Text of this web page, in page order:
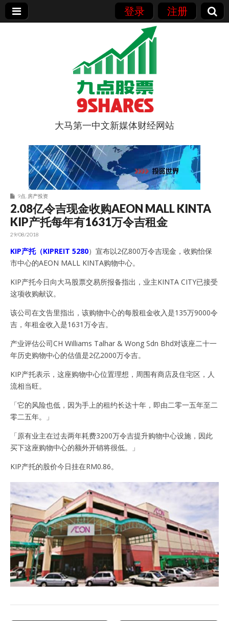
登录 注册
9点股票
大马第一中文新媒体财经网站
9点 房产投资
2.08亿令吉现金收购AEON MALL KINTA
KIP产托每年有1631万令吉租金
29/08/2018
KIP产托（KIPREIT 5280）宣布以2亿800万令吉现金，收购怡保
市中心的AEON MALL KINTA购物中心。
KIP产托今日向大马股票交易所报备指出，业主KINTA CITY已接受
这项收购献议。
该公司在文告里指出，该购物中心的每股租金收入是135万9000令
吉，年租金收入是1631万令吉。
产业评估公司CH Williams Talhar & Wong Sdn Bhd对该座二十一
年历史购物中心的估值是2亿2000万令吉。
KIP产托表示，这座购物中心位置理想，周围有商店及住宅区，人
流相当旺。
「它的风险也低，因为手上的租约长达十年，即由二零一五年至二
零二五年。」
「原有业主在过去两年耗费3200万令吉提升购物中心设施，因此
买下这座购物中心的额外开销将很低。」
KIP产托的股价今日挂在RM0.86。